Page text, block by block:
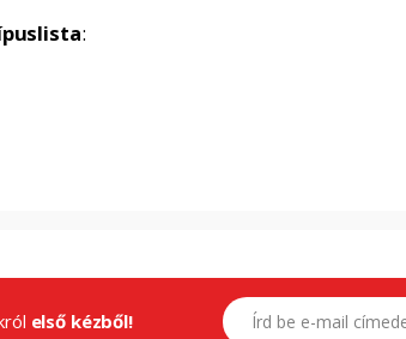
:
első kézből!
E-mail címed